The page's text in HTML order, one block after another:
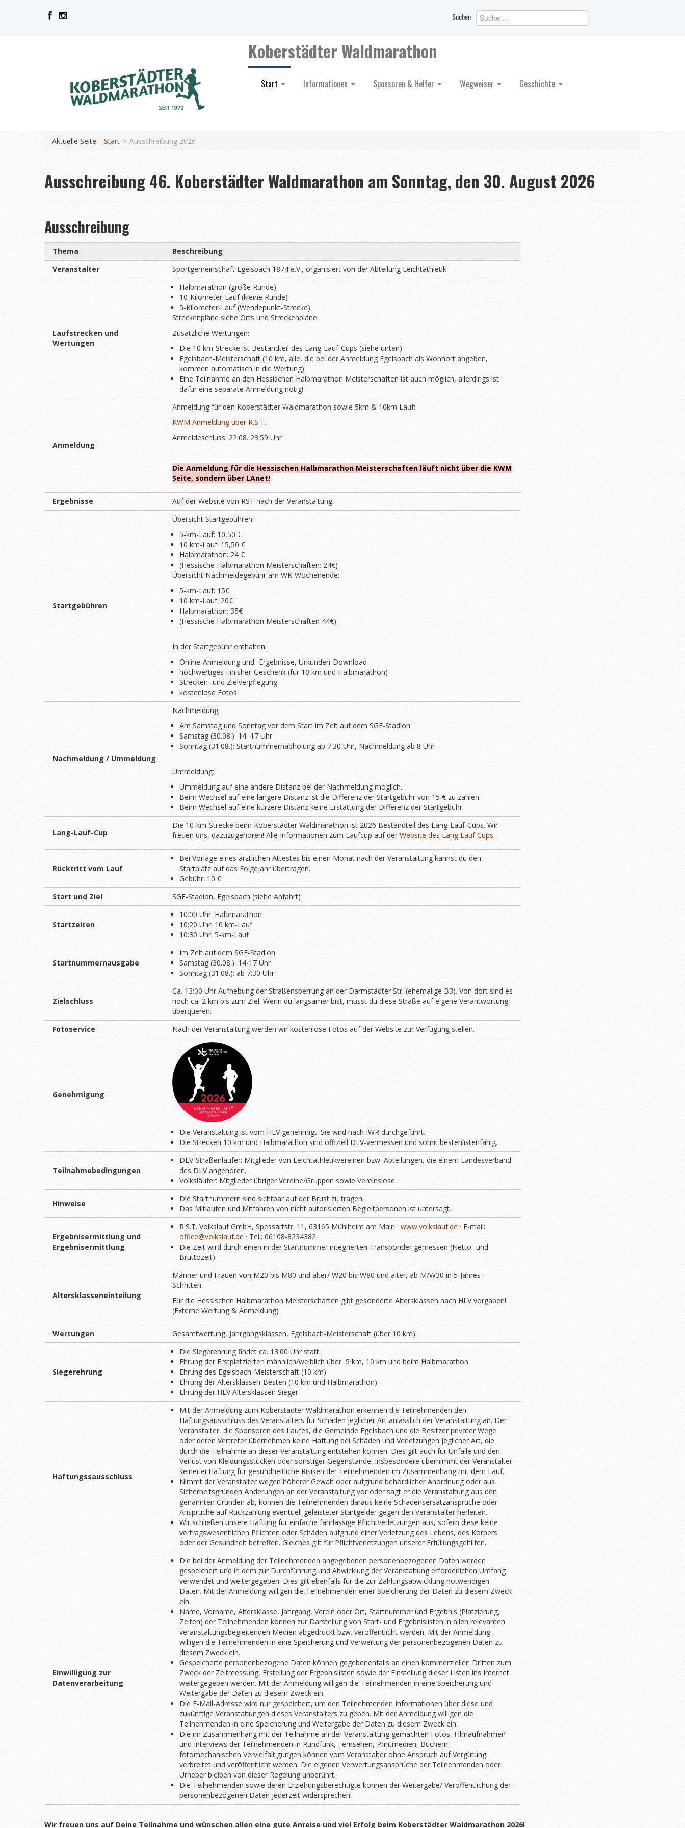
Suchen
Koberstädter Waldmarathon
Start Informationen Sponsoren & Helfer Wegweiser Geschichte
Aktuelle Seite: Start Ausschreibung 2026
Ausschreibung 46. Koberstädter Waldmarathon am Sonntag, den 30. August 2026
Ausschreibung
Thema
Beschreibung
Veranstalter
Sportgemeinschaft Egelsbach 1874 e.V., organisiert von der Abteilung Leichtathletik
Laufstrecken und
Wertungen
Halbmarathon (große Runde)
10-Kilometer-Lauf (kleine Runde)
5-Kilometer-Lauf (Wendepunkt-Strecke)
Streckenpläne siehe Orts und Streckenpläne
Zusätzliche Wertungen:
Die 10 km-Strecke ist Bestandteil des Lang-Lauf-Cups (siehe unten)
Egelsbach-Meisterschaft (10 km, alle, die bei der Anmeldung Egelsbach als Wohnort angeben,
kommen automatisch in die Wertung)
Eine Teilnahme an den Hessischen Halbmarathon Meisterschaften ist auch möglich, allerdings ist
dafür eine separate Anmeldung nötig!
Anmeldung
Anmeldung für den Koberstädter Waldmarathon sowie 5km & 10km Lauf:
KWM Anmeldung über R.S.T.
Anmeldeschluss: 22.08. 23:59 Uhr
Die Anmeldung für die Hessischen Halbmarathon Meisterschaften läuft nicht über die KWM
Seite, sondern über LAnet!
Ergebnisse Auf der Website von RST nach der Veranstaltung
Startgebühren
Übersicht Startgebühren:
5-km-Lauf: 10,50 €
10 km-Lauf: 15,50 €
Halbmarathon: 24 €
(Hessische Halbmarathon Meisterschaften: 24€)
Übersicht Nachmeldegebühr am WK-Wochenende:
5-km-Lauf: 15€
10 km-Lauf: 20€
Halbmarathon: 35€
(Hessische Halbmarathon Meisterschaften 44€)
In der Startgebühr enthalten:
Online-Anmeldung und -Ergebnisse, Urkunden-Download
hochwertiges Finisher-Geschenk (für 10 km und Halbmarathon)
Strecken- und Zielverpflegung
kostenlose Fotos
Nachmeldung / Ummeldung
Nachmeldung:
Am Samstag und Sonntag vor dem Start im Zelt auf dem SGE-Stadion
Samstag (30.08.): 14–17 Uhr
Sonntag (31.08.): Startnummernabholung ab 7:30 Uhr, Nachmeldung ab 8 Uhr
Ummeldung:
Ummeldung auf eine andere Distanz bei der Nachmeldung möglich.
Beim Wechsel auf eine längere Distanz ist die Differenz der Startgebühr von 15 € zu zahlen.
Beim Wechsel auf eine kürzere Distanz keine Erstattung der Differenz der Startgebühr.
Lang-Lauf-Cup
Die 10-km-Strecke beim Koberstädter Waldmarathon ist 2026 Bestandteil des Lang-Lauf-Cups. Wir
freuen uns, dazuzugehören! Alle Informationen zum Laufcup auf derWebsite des Lang Lauf Cups.
Rücktritt vom Lauf
Bei Vorlage eines ärztlichen Attestes bis einen Monat nach der Veranstaltung kannst du den
Startplatz auf das Folgejahr übertragen.
Gebühr: 10 €.
Start und Ziel
SGE-Stadion, Egelsbach (siehe Anfahrt)
Startzeiten
10:00 Uhr: Halbmarathon
10:20 Uhr: 10 km-Lauf
10:30 Uhr: 5-km-Lauf
Startnummernausgabe
Im Zelt auf dem SGE-Stadion
Samstag (30.08.): 14-17 Uhr
Sonntag (31.08.): ab 7:30 Uhr
Zielschluss
Ca. 13:00 Uhr Aufhebung der Straßensperrung an der Darmstädter Str. (ehemalige B3). Von dort sind es
noch ca. 2 km bis zum Ziel. Wenn du langsamer bist, musst du diese Straße auf eigene Verantwortung
überqueren.
Fotoservice
Nach der Veranstaltung werden wir kostenlose Fotos auf der Website zur Verfügung stellen.
Genehmigung
Die Veranstaltung ist vom HLV genehmigt. Sie wird nach IWR durchgeführt.
Die Strecken 10 km und Halbmarathon sind offiziell DLV-vermessen und somit bestenlistenfähig.
Teilnahmebedingungen
DLV-Straßenläufer: Mitglieder von Leichtathletikvereinen bzw. Abteilungen, die einem Landesverband
des DLV angehören.
Volksläufer: Mitglieder übriger Vereine/Gruppen sowie Vereinslose.
Hinweise
Die Startnummern sind sichtbar auf der Brust zu tragen.
Das Mitlaufen und Mitfahren von nicht autorisierten Begleitpersonen ist untersagt.
Ergebnisermittlung und
Ergebnisermittlung
R.S.T. Volkslauf GmbH, Spessartstr. 11, 63165 Mühlheim am Main · www.volkslauf.de · E-mail:
office@volkslauf.de · Tel.: 06108-8234382
Die Zeit wird durch einen in der Startnummer integrierten Transponder gemessen (Netto- und
Bruttozeit).
Altersklasseneinteilung
Männer und Frauen von M20 bis M80 und älter/ W20 bis W80 und älter, ab M/W30 in 5-Jahres-
Schritten.
Für die Hessischen Halbmarathon Meisterschaften gibt gesonderte Altersklassen nach HLV vorgaben!
(Externe Wertung & Anmeldung)
Wertungen Gesamtwertung, Jahrgangsklassen, Egelsbach-Meisterschaft (über 10 km).
Siegerehrung
Die Siegerehrung findet ca. 13:00 Uhr statt.
Ehrung der Erstplatzierten männlich/weiblich über 5 km, 10 km und beim Halbmarathon
Ehrung des Egelsbach-Meisterschaft (10 km)
Ehrung der Altersklassen-Besten (10 km und Halbmarathon)
Ehrung der HLV Altersklassen Sieger
Haftungssausschluss
Mit der Anmeldung zum Koberstädter Waldmarathon erkennen die Teilnehmenden den
Haftungsausschluss des Veranstalters für Schäden jeglicher Art anlässlich der Veranstaltung an. Der
Veranstalter, die Sponsoren des Laufes, die Gemeinde Egelsbach und die Besitzer privater Wege
oder deren Vertreter übernehmen keine Haftung bei Schäden und Verletzungen jeglicher Art, die
durch die Teilnahme an dieser Veranstaltung entstehen können. Dies gilt auch für Unfälle und den
Verlust von Kleidungsstücken oder sonstiger Gegenstände. Insbesondere übernimmt der Veranstalter
keinerlei Haftung für gesundheitliche Risiken der Teilnehmenden im Zusammenhang mit dem Lauf.
Nimmt der Veranstalter wegen höherer Gewalt oder aufgrund behördlicher Anordnung oder aus
Sicherheitsgründen Änderungen an der Veranstaltung vor oder sagt er die Veranstaltung aus den
genannten Gründen ab, können die Teilnehmenden daraus keine Schadensersatzansprüche oder
Ansprüche auf Rückzahlung eventuell geleisteter Startgelder gegen den Veranstalter herleiten.
Wir schließen unsere Haftung für einfache fahrlässige Pflichtverletzungen aus, sofern diese keine
vertragswesentlichen Pflichten oder Schäden aufgrund einer Verletzung des Lebens, des Körpers
oder der Gesundheit betreffen. Gleiches gilt für Pflichtverletzungen unserer Erfüllungsgehilfen.
Einwilligung zur
Datenverarbeitung
Die bei der Anmeldung der Teilnehmenden angegebenen personenbezogenen Daten werden
gespeichert und in dem zur Durchführung und Abwicklung der Veranstaltung erforderlichen Umfang
verwendet und weitergegeben. Dies gilt ebenfalls für die zur Zahlungsabwicklung notwendigen
Daten. Mit der Anmeldung willigen die Teilnehmenden einer Speicherung der Daten zu diesem Zweck
ein.
Name, Vorname, Altersklasse, Jahrgang, Verein oder Ort, Startnummer und Ergebnis (Platzierung,
Zeiten) der Teilnehmenden können zur Darstellung von Start- und Ergebnislisten in allen relevanten
veranstaltungsbegleitenden Medien abgedruckt bzw. veröffentlicht werden. Mit der Anmeldung
willigen die Teilnehmenden in eine Speicherung und Verwertung der personenbezogenen Daten zu
diesem Zweck ein.
Gespeicherte personenbezogene Daten können gegebenenfalls an einen kommerziellen Dritten zum
Zweck der Zeitmessung, Erstellung der Ergebnislisten sowie der Einstellung dieser Listen ins Internet
weitergegeben werden. Mit der Anmeldung willigen die Teilnehmenden in eine Speicherung und
Weitergabe der Daten zu diesem Zweck ein.
Die E-Mail-Adresse wird nur gespeichert, um den Teilnehmenden Informationen über diese und
zukünftige Veranstaltungen dieses Veranstalters zu geben. Mit der Anmeldung willigen die
Teilnehmenden in eine Speicherung und Weitergabe der Daten zu diesem Zweck ein.
Die im Zusammenhang mit der Teilnahme an der Veranstaltung gemachten Fotos, Filmaufnahmen
und Interviews der Teilnehmenden in Rundfunk, Fernsehen, Printmedien, Büchern,
fotomechanischen Vervielfältigungen können vom Veranstalter ohne Anspruch auf Vergütung
verbreitet und veröffentlicht werden. Die eigenen Verwertungsansprüche der Teilnehmenden oder
Urheber bleiben von dieser Regelung unberührt.
Die Teilnehmenden sowie deren Erziehungsberechtigte können der Weitergabe/ Veröffentlichung der
personenbezogenen Daten jederzeit widersprechen.
Wir freuen uns auf Deine Teilnahme und wünschen allen eine gute Anreise und viel Erfolg beim Koberstädter Waldmarathon 2026!